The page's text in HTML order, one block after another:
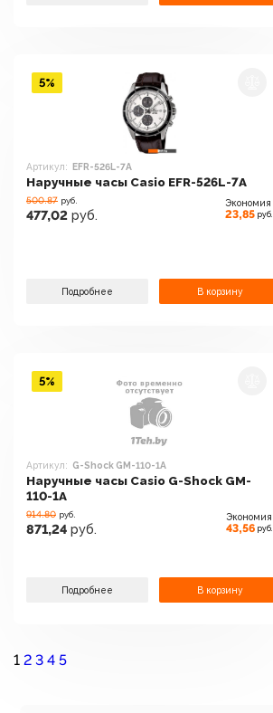
Артикул: EFR-526L-7A
Наручные часы Casio EFR-526L-7A
500.87 руб.
477,02 руб.
Экономия
23,85 руб.
Подробнее В корзину
5%
Артикул: G-Shock GM-110-1A
Наручные часы Casio G-Shock GM-
110-1A
914.80 руб.
871,24 руб.
Экономия
43,56 руб.
Подробнее В корзину
5%
1 2 3 4 5